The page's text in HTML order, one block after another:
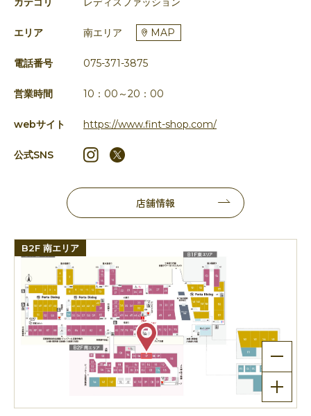
エリア 南エリア MAP
電話番号 075-371-3875
営業時間 10：00～20：00
webサイト https://www.fint-shop.com/
公式SNS
店舗情報
B2F 南エリア